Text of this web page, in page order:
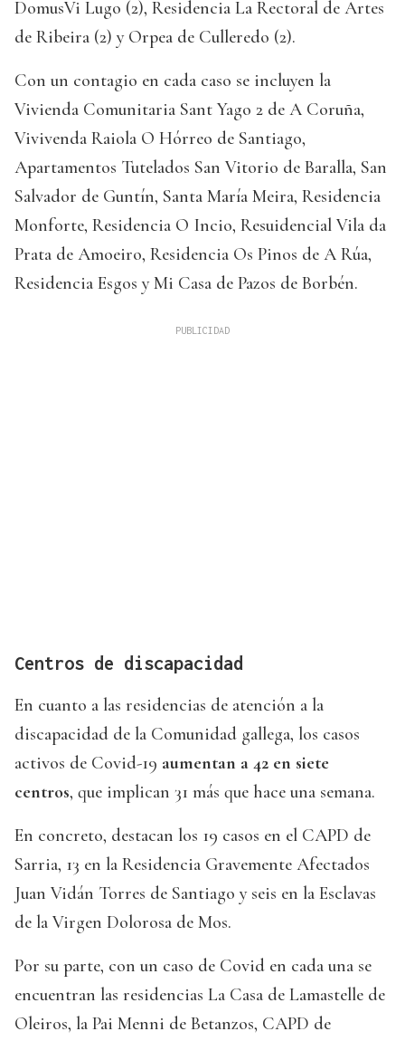
DomusVi Lugo (2), Residencia La Rectoral de Artes
de Ribeira (2) y Orpea de Culleredo (2).
Con un contagio en cada caso se incluyen la
Vivienda Comunitaria Sant Yago 2 de A Coruña,
Vivivenda Raiola O Hórreo de Santiago,
Apartamentos Tutelados San Vitorio de Baralla, San
Salvador de Guntín, Santa María Meira, Residencia
Monforte, Residencia O Incio, Resuidencial Vila da
Prata de Amoeiro, Residencia Os Pinos de A Rúa,
Residencia Esgos y Mi Casa de Pazos de Borbén.
Centros de discapacidad
En cuanto a las residencias de atención a la
discapacidad de la Comunidad gallega, los casos
activos de Covid-19 aumentan a 42 en siete
centros, que implican 31 más que hace una semana.
En concreto, destacan los 19 casos en el CAPD de
Sarria, 13 en la Residencia Gravemente Afectados
Juan Vidán Torres de Santiago y seis en la Esclavas
de la Virgen Dolorosa de Mos.
Por su parte, con un caso de Covid en cada una se
encuentran las residencias La Casa de Lamastelle de
Oleiros, la Pai Menni de Betanzos, CAPD de